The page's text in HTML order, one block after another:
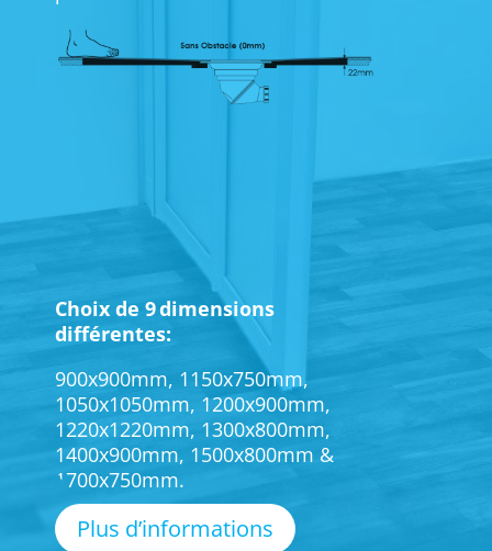
Choix de 9 dimensions
différentes:
900x900mm, 1150x750mm,
1050x1050mm, 1200x900mm,
1220x1220mm, 1300x800mm,
1400x900mm, 1500x800mm &
1700x750mm.
Plus d’informations